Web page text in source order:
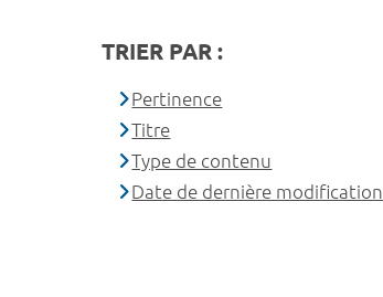
TRIER PAR :
Pertinence
Titre
Type de contenu
Date de dernière modification